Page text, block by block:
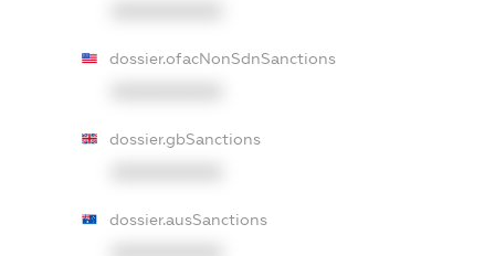
dossier.ofacNonSdnSanctions
dossier.gbSanctions
dossier.ausSanctions